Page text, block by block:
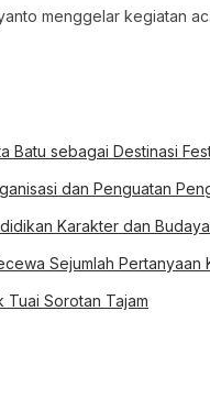
menggelar kegiatan
Batu sebagai Destinasi
dan Penguatan
Karakter dan
Sejumlah Pertanyaan
Tuai Sorotan Tajam